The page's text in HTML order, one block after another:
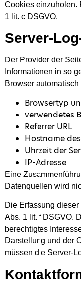
Cookies einzuholen.
1 lit. c DSGVO.
Server-
Der Provider der
Informationen in so
Browser
Browsertyp
verwendetes
Referrer URL
Hostname
Uhrzeit der
IP-Adresse
Eine
Datenquellen wird
Die Erfassung
Abs. 1 lit. f DSGVO.
berechtigtes
Darstellung und der
müssen die Server-